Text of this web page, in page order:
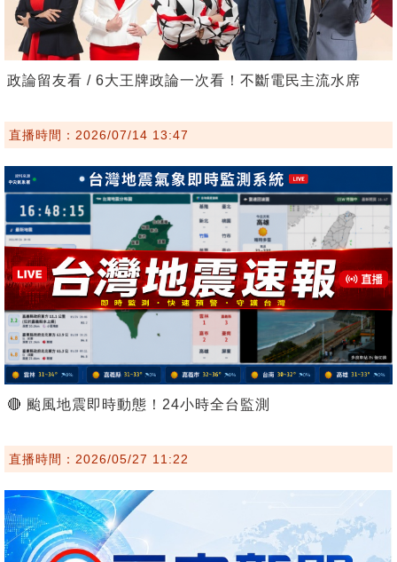
政論留友看 / 6大王牌政論一次看！不斷電民主流水席
直播時間：2026/07/14 13:47
🔴 颱風地震即時動態！24小時全台監測
直播時間：2026/05/27 11:22